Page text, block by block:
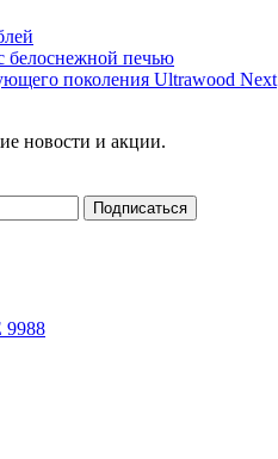
белоснежной печью
поколения Ultrawood Next
новости и акции.
9988